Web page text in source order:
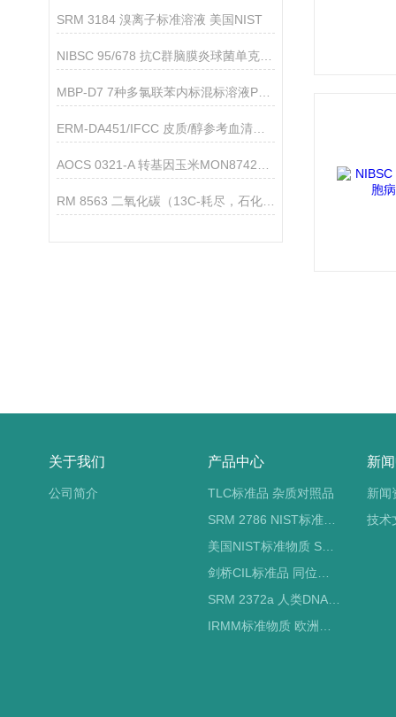
SRM 3184 溴离子标准溶液 美国NIST
NIBSC 95/678 抗C群脑膜炎球菌单克隆抗体标准品的用途
MBP-D7 7种多氯联苯内标混标溶液PCBs-13C2
RM 8563 二氧化碳（13C-耗尽，石化来源）NIST标准品
关于我们
公司简介
产品中心
TLC标准品 杂质对照品
SRM 2786 NIST标准物质 PM2.5标准品
美国NIST标准物质 SRM标准品
SRM 2372a 人类DNA定量标准品 NIST标准物质
新
新闻
技术